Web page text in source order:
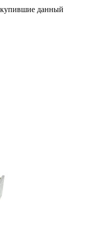
купившие данный